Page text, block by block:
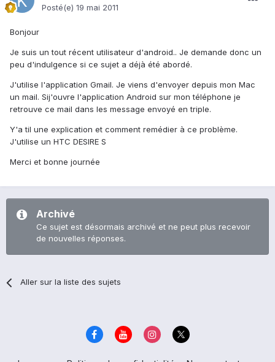
Posté(e) 19 mai 2011
Bonjour
Je suis un tout récent utilisateur d'android.. Je demande donc un
peu d'indulgence si ce sujet a déjà été abordé.
J'utilise l'application Gmail. Je viens d'envoyer depuis mon Mac
un mail. Sij'ouvre l'application Android sur mon téléphone je
retrouve ce mail dans les message envoyé en triple.
Y'a til une explication et comment remédier à ce problème.
J'utilise un HTC DESIRE S
Merci et bonne journée
Archivé
Ce sujet est désormais archivé et ne peut plus recevoir
de nouvelles réponses.
Aller sur la liste des sujets